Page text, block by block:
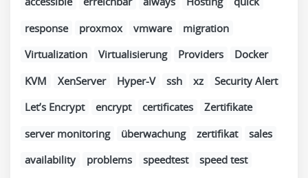
response
proxmox vmware
migration
Virtualization
Virtualisierung Providers
Docker
KVM
XenServer Hyper-V ssh xz
Security Alert
Let’s Encrypt
encrypt certificates
Zertifikate
server monitoring
überwachung zertifikat
sales
availability
problems speedtest
speed test